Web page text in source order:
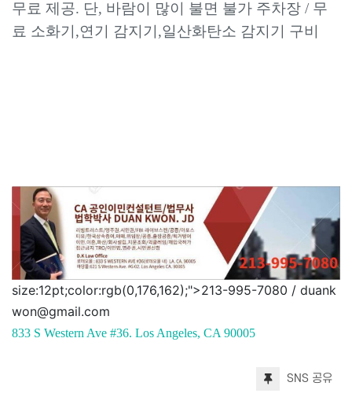
무료 제공. 단, 바람이 많이 불면 불가 주차장 / 무
료 소화기,연기 감지기,일산화탄소 감지기 구비
size:12pt;color:rgb(0,176,162);">213-995-7080 / duank
won@gmail.com
833 S Western Ave #36. Los Angeles, CA 90005
SNS 공유